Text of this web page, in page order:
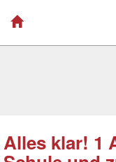
Alles klar! 1